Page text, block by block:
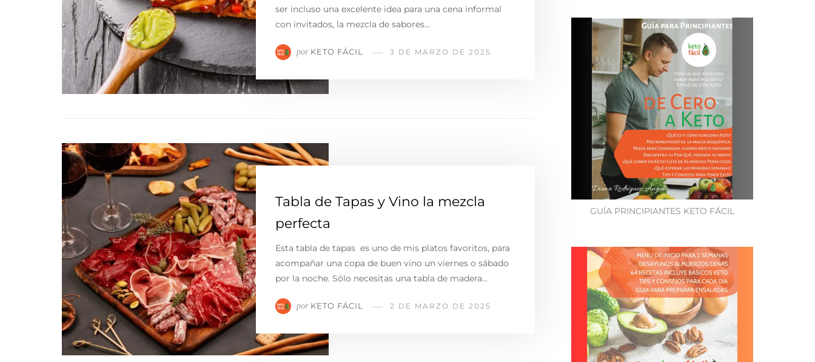
ser incluso una excelente idea para una cena informal
con invitados, la mezcla de sabores…
por KETO FÁCIL 3 DE MARZO DE 2025
Tabla de Tapas y Vino la mezcla
perfecta
Esta tabla de tapas es uno de mis platos favoritos, para
acompañar una copa de buen vino un viernes o sábado
por la noche. Sólo necesitas una tabla de madera…
por KETO FÁCIL 2 DE MARZO DE 2025
GUÍA PRINCIPIANTES KETO FÁCIL